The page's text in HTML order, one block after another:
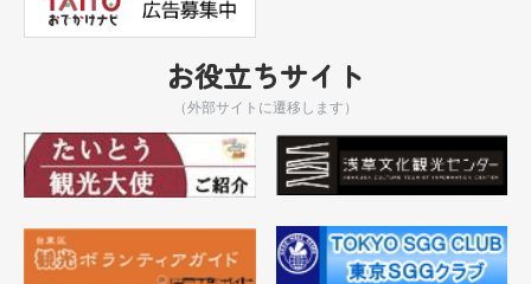
お役立ちサイト
（外部サイトに遷移します）